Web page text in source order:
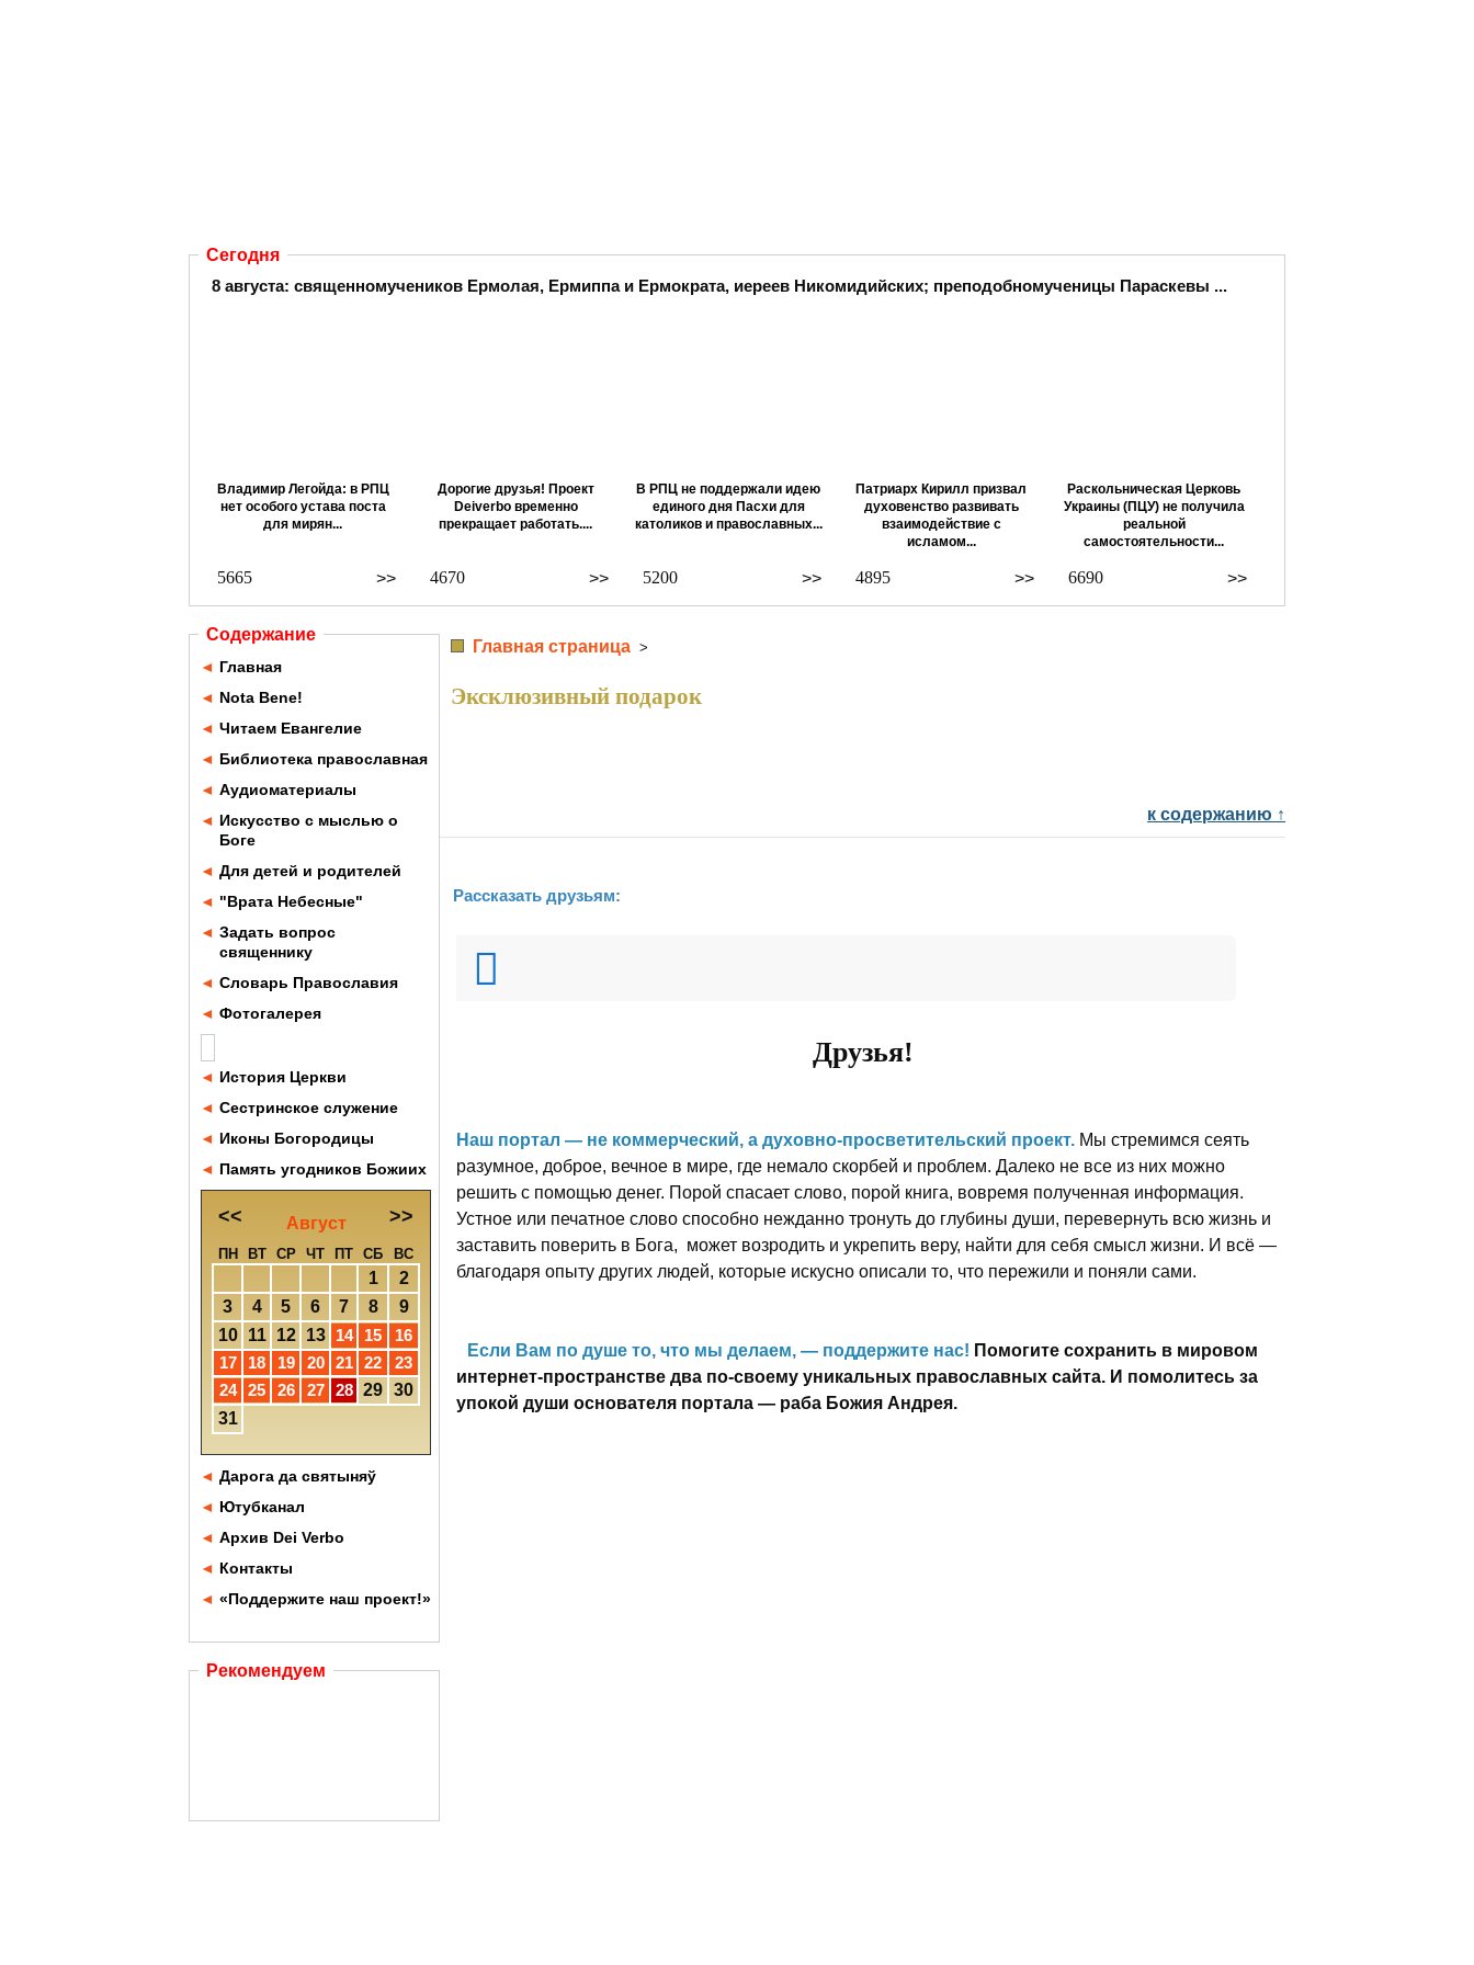
Сегодня
8 августа: священномучеников Ермолая, Ермиппа и Ермократа, иереев Никомидийских; преподобномученицы Параскевы ...
Владимир Легойда: в РПЦ
нет особого устава поста
для мирян...
>>
5665
Дорогие друзья! Проект
Deiverbo временно
прекращает работать....
>>
4670
В РПЦ не поддержали идею
единого дня Пасхи для
католиков и православных...
>>
5200
Патриарх Кирилл призвал
духовенство развивать
взаимодействие с
исламом...
>>
4895
Раскольническая Церковь
Украины (ПЦУ) не получила
реальной
самостоятельности...
>>
6690
Содержание
◄ Главная
◄ Nota Bene!
◄ Читаем Евангелие
◄ Библиотека православная
◄ Аудиоматериалы
◄ Искусство с мыслью о
Боге
◄ Для детей и родителей
◄ "Врата Небесные"
◄ Задать вопрос
священнику
◄ Словарь Православия
◄ Фотогалерея
◄ История Церкви
◄ Сестринское служение
◄ Иконы Богородицы
◄ Память угодников Божиих
<< >>
Август
ПН ВТ СР ЧТ ПТ СБ ВС
1
2
3
4 5 6 7 8
9
10
11 12 13 14 15
16
17
18 19 20 21 22
23
24
25 26 27 28 29 30
31
◄ Дарога да святыняў
◄ Ютубканал
◄ Архив Dei Verbo
◄ Контакты
◄ «Поддержите наш проект!»
Рекомендуем
Главная страница >
Эксклюзивный подарок
к содержанию ↑
Рассказать друзьям:
Друзья!
Наш портал — не коммерческий, а духовно-просветительский проект. Мы стремимся сеять
разумное, доброе, вечное в мире, где немало скорбей и проблем. Далеко не все из них можно
решить с помощью денег. Порой спасает слово, порой книга, вовремя полученная информация.
Устное или печатное слово способно нежданно тронуть до глубины души, перевернуть всю жизнь и
заставить поверить в Бога, может возродить и укрепить веру, найти для себя смысл жизни. И всё —
благодаря опыту других людей, которые искусно описали то, что пережили и поняли сами.
Если Вам по душе то, что мы делаем, — поддержите нас! Помогите сохранить в мировом
интернет-пространстве два по-своему уникальных православных сайта. И помолитесь за
упокой души основателя портала — раба Божия Андрея.